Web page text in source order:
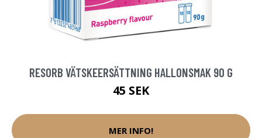
RESORB VÄTSKEERSÄTTNING HALLONSMAK 90 G
45 SEK
MER INFO!